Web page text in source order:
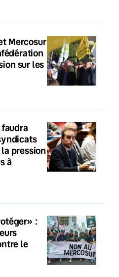
Mercosur
sur les
faudra
pression
à
:
le